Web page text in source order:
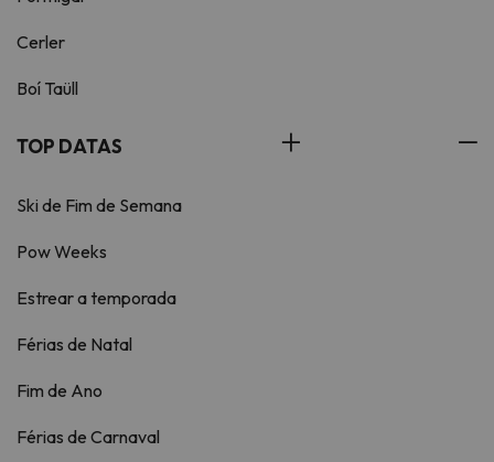
Cerler
Boí Taüll
TOP DATAS
Ski de Fim de Semana
Pow Weeks
Estrear a temporada
Férias de Natal
Fim de Ano
Férias de Carnaval